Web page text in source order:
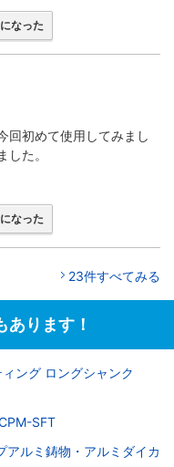
なった
回初めて使用してみまし
た。
なった
23件すべてみる
ります！
ング ロングシャンク
SFT
アルミ鋳物・アルミダイカ